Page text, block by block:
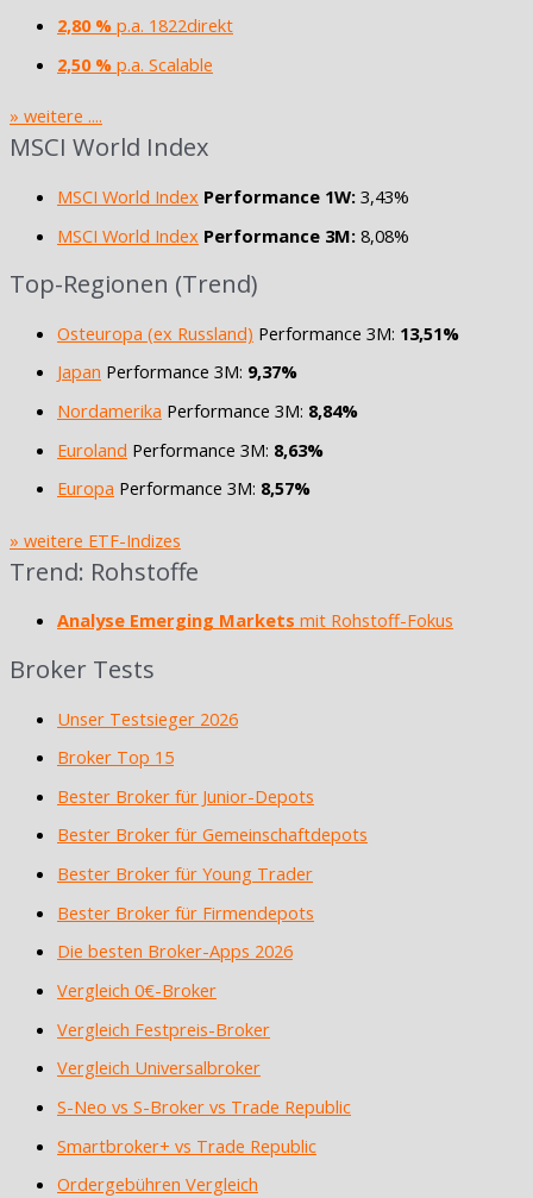
2,80 % p.a. 1822direkt
2,50 % p.a. Scalable
» weitere ....
MSCI World Index
MSCI World Index Performance 1W: 3,43%
MSCI World Index Performance 3M: 8,08%
Top-Regionen (Trend)
Osteuropa (ex Russland) Performance 3M: 13,51%
Japan Performance 3M: 9,37%
Nordamerika Performance 3M: 8,84%
Euroland Performance 3M: 8,63%
Europa Performance 3M: 8,57%
» weitere ETF-Indizes
Trend: Rohstoffe
Analyse Emerging Markets mit Rohstoff-Fokus
Broker Tests
Unser Testsieger 2026
Broker Top 15
Bester Broker für Junior-Depots
Bester Broker für Gemeinschaftdepots
Bester Broker für Young Trader
Bester Broker für Firmendepots
Die besten Broker-Apps 2026
Vergleich 0€-Broker
Vergleich Festpreis-Broker
Vergleich Universalbroker
S-Neo vs S-Broker vs Trade Republic
Smartbroker+ vs Trade Republic
Ordergebühren Vergleich